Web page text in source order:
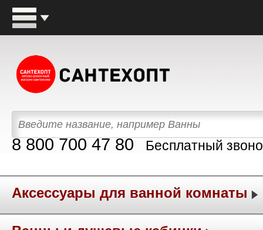
8 800 700 47 80 Бесплатный
Аксессуары для ванной комнаты